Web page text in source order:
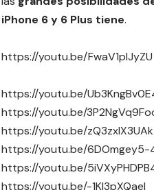
iPhone 6 y 6 Plus tiene.
https://youtu.be/FwaV1pIJyZU
https://youtu.be/
https://youtu.be/
https://youtu.be/zQ3zxIX3UAk
https://youtu.be/6DOmgey5-
https://youtu.be/
https://youtu.be/-1KI3pXQaeI